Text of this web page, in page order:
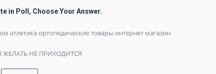
in Poll, Choose Your Answer.
атлетика ортопедические товары интернет магазин
НЕ ПРИХОДИТСЯ